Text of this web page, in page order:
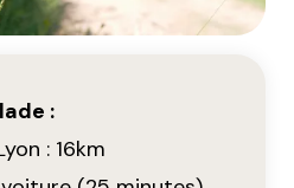
:
: 16km